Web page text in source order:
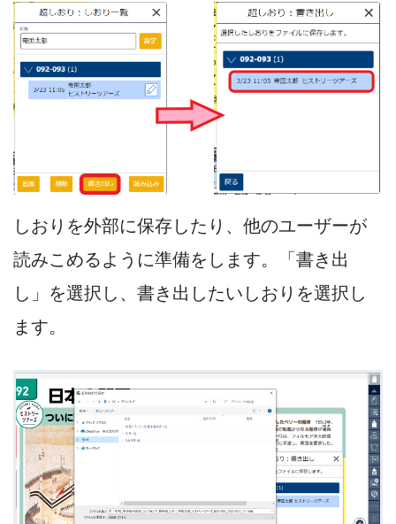
しおりを外部に保存したり、他のユーザーが
読みこめるように準備をします。「書き出
し」を選択し、書き出したいしおりを選択し
ます。